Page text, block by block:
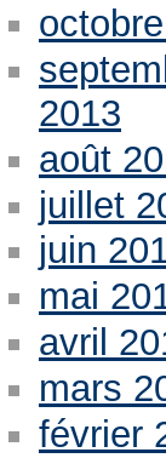
2013
août
juillet
juin
mai
avril
mars
février